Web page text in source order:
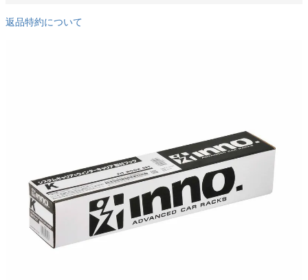
返品特約について